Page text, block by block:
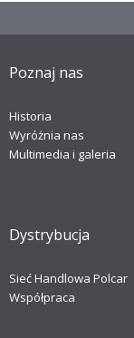
Poznaj nas
Historia
Wyróżnia nas
Multimedia i galeria
Dystrybucja
Sieć Handlowa Polcar
Współpraca